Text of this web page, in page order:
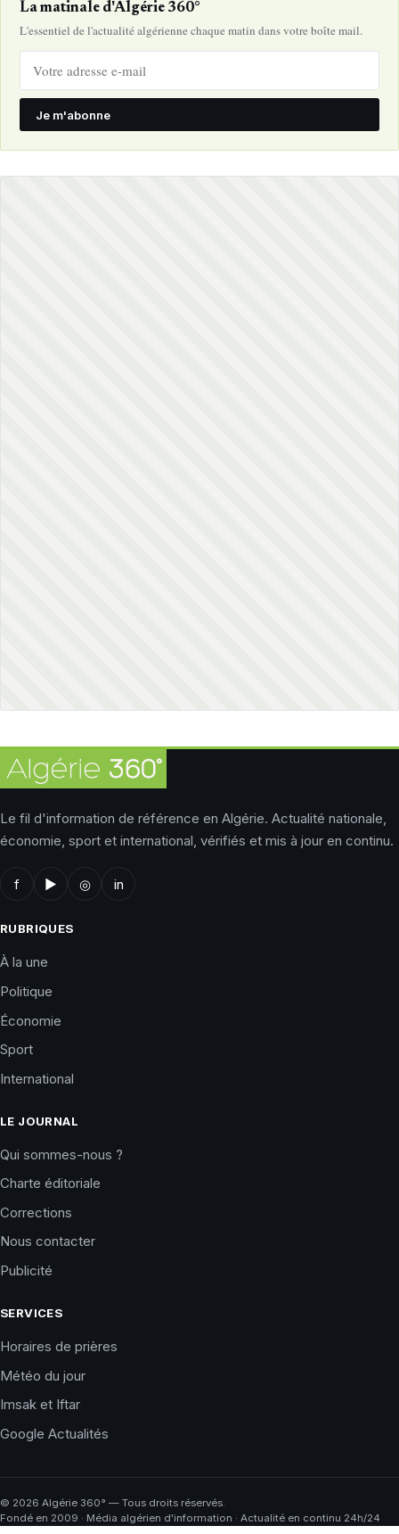
La matinale d'Algérie 360°
L'essentiel de l'actualité algérienne chaque matin dans votre boîte mail.
Je m'abonne
Le fil d'information de référence en Algérie. Actualité nationale,
économie, sport et international, vérifiés et mis à jour en continu.
f ▶ ◎ in
RUBRIQUES
À la une
Politique
Économie
Sport
International
LE JOURNAL
Qui sommes-nous ?
Charte éditoriale
Corrections
Nous contacter
Publicité
SERVICES
Horaires de prières
Météo du jour
Imsak et Iftar
Google Actualités
© 2026 Algérie 360° — Tous droits réservés.
Fondé en 2009 · Média algérien d'information · Actualité en continu 24h/24